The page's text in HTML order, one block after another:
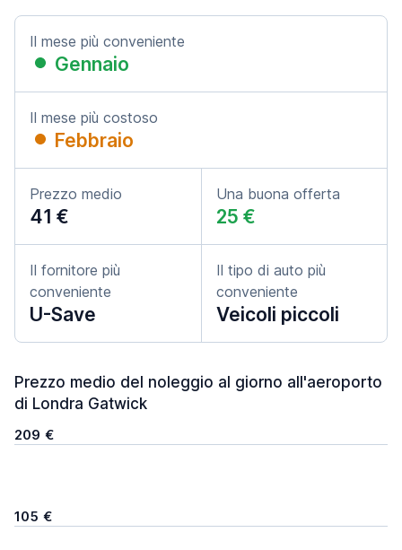
Il mese più conveniente
Gennaio
Il mese più costoso
Febbraio
Prezzo medio
41 €
Una buona offerta
25 €
Il fornitore più
conveniente
U-Save
Il tipo di auto più
conveniente
Veicoli piccoli
Prezzo medio del noleggio al giorno all'aeroporto
di Londra Gatwick
209 €
105 €